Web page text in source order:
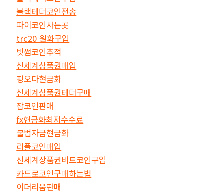
블랙테더코인전송
파이코인사는곳
trc20 원화구입
빗썸코인추적
신세계상품권매입
핑오다현금화
신세계상품권테더구매
잡코인판매
fx현금화최저수수료
불법자금현금화
리플코인매입
신세계상품권비트코인구입
카드로코인구매하는법
이더리움판매